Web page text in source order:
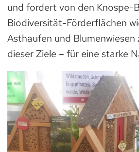
und fordert von den Knospe-
Biodiversität-Förderflächen
Asthaufen und Blumenwiesen
dieser Ziele – für eine starke